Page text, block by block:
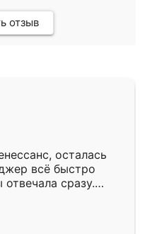
отзыв
осталась
всё быстро
сразу.
подошёл к
Собрали
аккуратно, даже